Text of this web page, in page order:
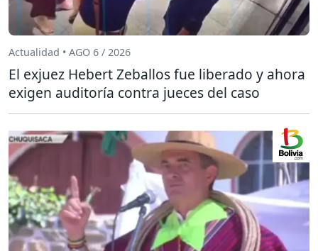
Actualidad • AGO 6 / 2026
El exjuez Hebert Zeballos fue liberado y ahora
exigen auditoría contra jueces del caso